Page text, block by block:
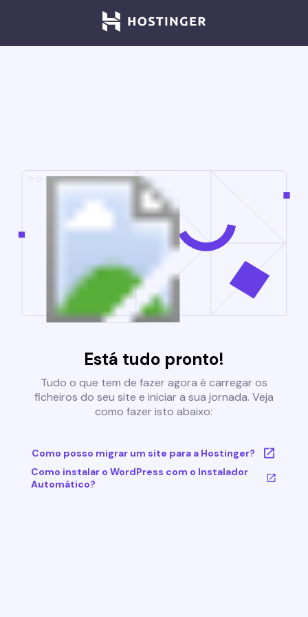
Está tudo pronto!
Tudo o que tem de fazer agora é carregar os
ficheiros do seu site e iniciar a sua jornada. Veja
como fazer isto abaixo:
Como posso migrar um site para a Hostinger?
Como instalar o WordPress com o Instalador
Automático?